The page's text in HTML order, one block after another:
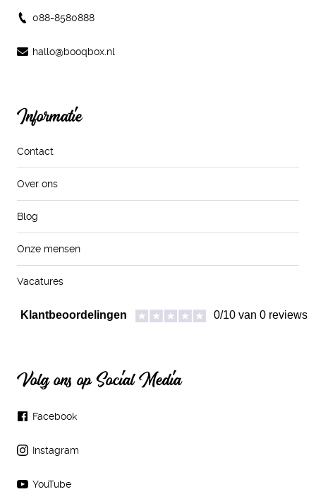
088-8580888
hallo@booqbox.nl
Informatie
Contact
Over ons
Blog
Onze mensen
Vacatures
Volg ons op Social Media
Facebook
Instagram
YouTube